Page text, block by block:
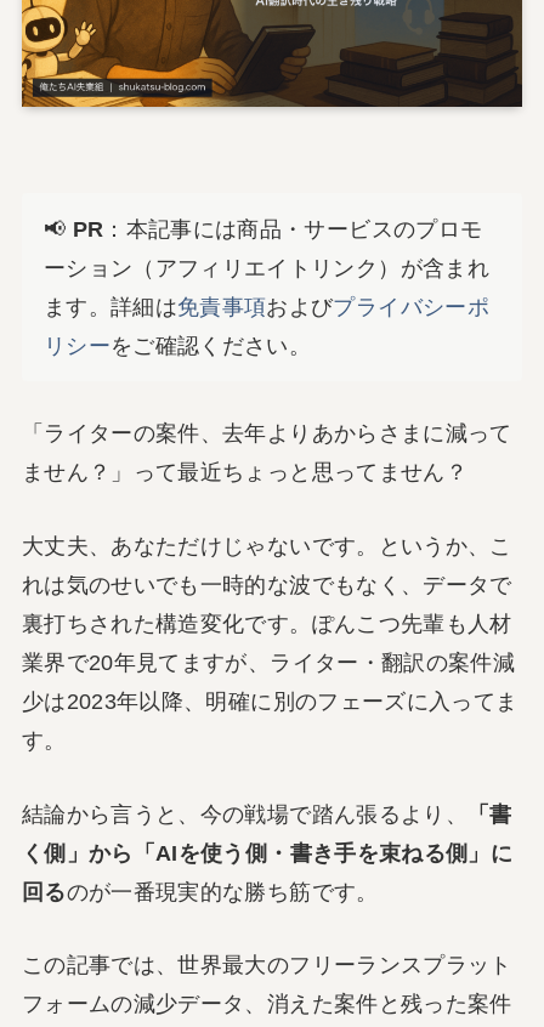
📢 PR ：本記事には商品・サービスのプロモ
ーション（アフィリエイトリンク）が含まれ
ます。詳細は免責事項およびプライバシーポ
リシーをご確認ください。
「ライターの案件、去年よりあからさまに減って
ません？」って最近ちょっと思ってません？
大丈夫、あなただけじゃないです。というか、こ
れは気のせいでも一時的な波でもなく、データで
裏打ちされた構造変化です。ぽんこつ先輩も人材
業界で20年見てますが、ライター・翻訳の案件減
少は2023年以降、明確に別のフェーズに入ってま
す。
結論から言うと、今の戦場で踏ん張るより、
「書
く側」から「AIを使う側・書き手を束ねる側」に
回るのが一番現実的な勝ち筋です。
この記事では、世界最大のフリーランスプラット
フォームの減少データ、消えた案件と残った案件